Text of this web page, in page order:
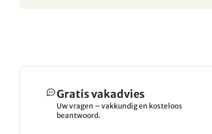
Gratis vakadvies
Uw vragen – vakkundig en kosteloos
beantwoord.